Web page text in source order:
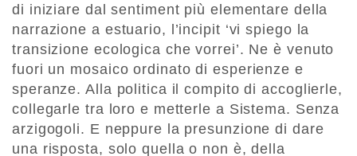
di iniziare dal sentiment più elementare della
narrazione a estuario, l’incipit ‘vi spiego la
transizione ecologica che vorrei’. Ne è venuto
fuori un mosaico ordina­to di esperienze e
speranze. Alla politica il compito di accoglierle,
collegarle tra loro e metterle a Sistema. Senza
arzigogoli. E neppure la presunzione di dare
una rispo­sta, solo quella o non è, della